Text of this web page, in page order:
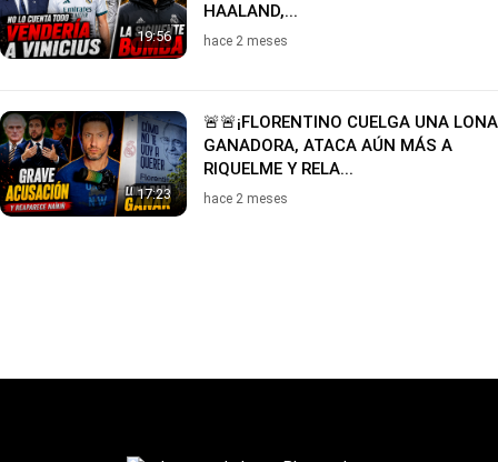
19:56
HAALAND,...
hace 2 meses
17:23
🚨🚨¡FLORENTINO CUELGA UNA LONA
GANADORA, ATACA AÚN MÁS A
RIQUELME Y RELA...
hace 2 meses